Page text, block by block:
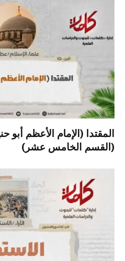
المقتدا (الإمام الأعظم أبو
(القسم الخامس عشر)